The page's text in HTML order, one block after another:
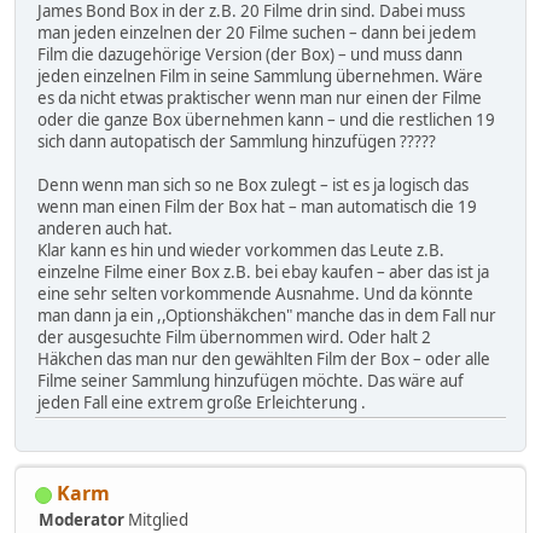
James Bond Box in der z.B. 20 Filme drin sind. Dabei muss
man jeden einzelnen der 20 Filme suchen – dann bei jedem
Film die dazugehörige Version (der Box) – und muss dann
jeden einzelnen Film in seine Sammlung übernehmen. Wäre
es da nicht etwas praktischer wenn man nur einen der Filme
oder die ganze Box übernehmen kann – und die restlichen 19
sich dann autopatisch der Sammlung hinzufügen ?????
Denn wenn man sich so ne Box zulegt – ist es ja logisch das
wenn man einen Film der Box hat – man automatisch die 19
anderen auch hat.
Klar kann es hin und wieder vorkommen das Leute z.B.
einzelne Filme einer Box z.B. bei ebay kaufen – aber das ist ja
eine sehr selten vorkommende Ausnahme. Und da könnte
man dann ja ein ,,Optionshäkchen" manche das in dem Fall nur
der ausgesuchte Film übernommen wird. Oder halt 2
Häkchen das man nur den gewählten Film der Box – oder alle
Filme seiner Sammlung hinzufügen möchte. Das wäre auf
jeden Fall eine extrem große Erleichterung .
Karm
Moderator Mitglied